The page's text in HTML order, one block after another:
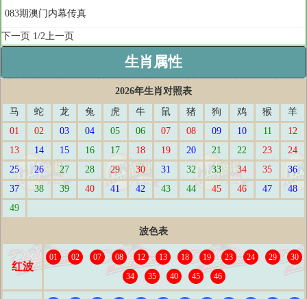
083期澳门内幕传真
下一页 1/2上一页
生肖属性
2026年生肖对照表
马
蛇 龙 兔 虎 牛 鼠 猪 狗 鸡 猴
羊
01
02 03 04 05 06 07 08 09 10 11
12
13
14 15 16 17 18 19 20 21 22 23
24
25
26 27 28 29 30 31 32 33 34 35
36
37
38 39 40 41 42 43 44 45 46 47
48
49
波色表
红波
01 02 07 08 12 13 18 19 23 24 29
30
34
35 40 45 46